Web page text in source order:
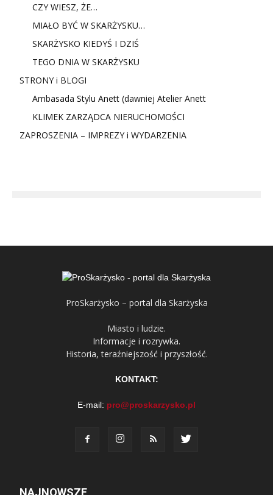
CZY WIESZ, ŻE…
MIAŁO BYĆ W SKARŻYSKU…
SKARŻYSKO KIEDYŚ I DZIŚ
TEGO DNIA W SKARŻYSKU
STRONY i BLOGI
Ambasada Stylu Anett (dawniej Atelier Anett
KLIMEK ZARZĄDCA NIERUCHOMOŚCI
ZAPROSZENIA – IMPREZY i WYDARZENIA
ProSkarżysko – portal dla Skarżyska
Miasto i ludzie.
Informacje i rozrywka.
Historia, teraźniejszość i przyszłość.
KONTAKT:
E-mail: pro@proskarzysko.pl
NAJNOWSZE